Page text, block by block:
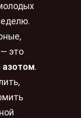
это
азотом.